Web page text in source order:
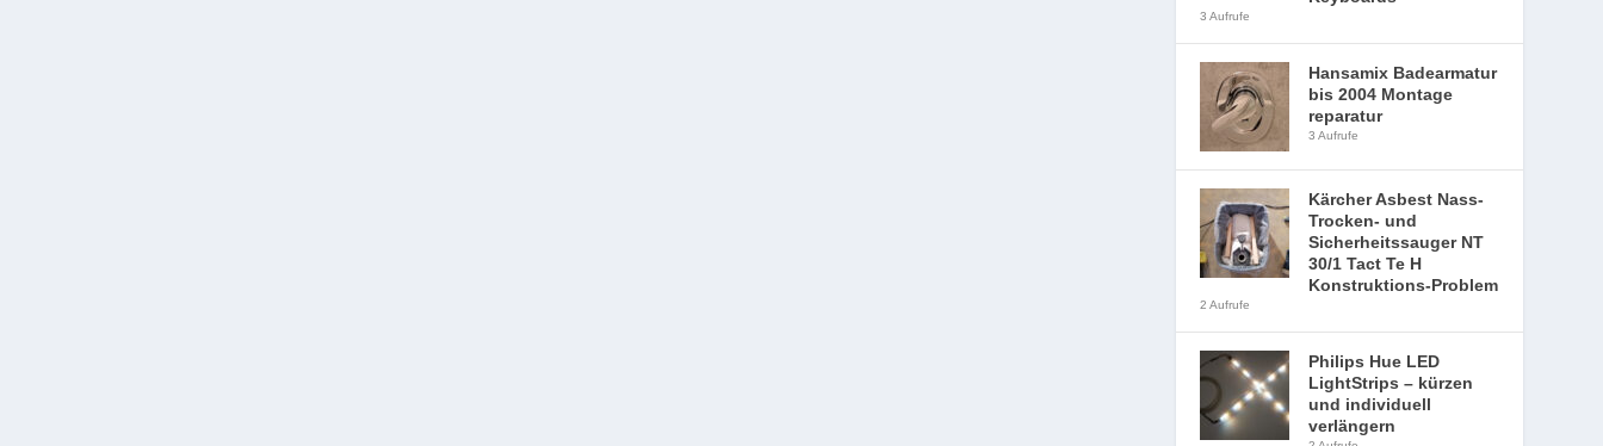
3 Aufrufe
Hansamix Badearmatur
bis 2004 Montage
reparatur
3 Aufrufe
Kärcher Asbest Nass-
Trocken- und
Sicherheitssauger NT
30/1 Tact Te H
Konstruktions-Problem
2 Aufrufe
Philips Hue LED
LightStrips – kürzen
und individuell
verlängern